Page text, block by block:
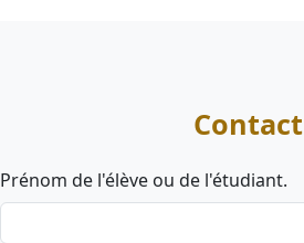
Contact
Prénom de l'élève ou de l'étudiant.